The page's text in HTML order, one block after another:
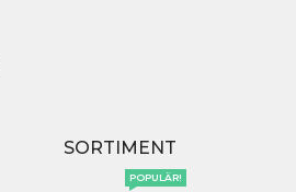
SORTIMENT
POPULÄR!